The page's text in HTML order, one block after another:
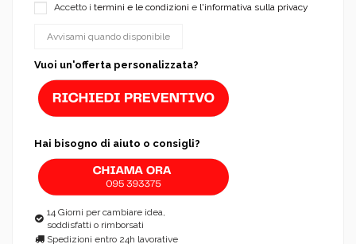
Accetto i termini e le condizioni e l'informativa sulla privacy
Vuoi un'offerta personalizzata?
Hai bisogno di aiuto o consigli?
14 Giorni per cambiare idea,
soddisfatti o rimborsati
Spedizioni entro 24h lavorative